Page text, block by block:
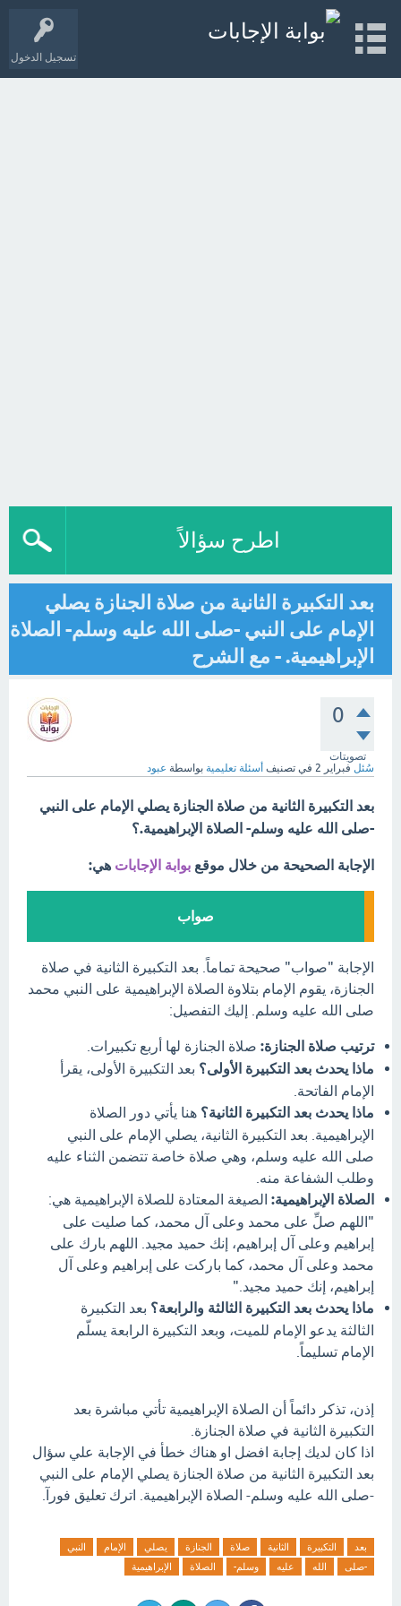
تسجيل الدخول
اطرح سؤالاً
بعد التكبيرة الثانية من صلاة الجنازة يصلي
الإمام على النبي -صلى الله عليه وسلم- الصلاة
الإبراهيمية. - مع الشرح
0
تصويتات
سُئل فبراير 2 في تصنيف أسئلة تعليمية بواسطة عبود
بعد التكبيرة الثانية من صلاة الجنازة يصلي الإمام على النبي
-صلى الله عليه وسلم- الصلاة الإبراهيمية.؟
الإجابة الصحيحة من خلال موقع بوابة الإجابات هي:
صواب
الإجابة "صواب" صحيحة تماماً. بعد التكبيرة الثانية في صلاة
الجنازة، يقوم الإمام بتلاوة الصلاة الإبراهيمية على النبي محمد
صلى الله عليه وسلم. إليك التفصيل:
ترتيب صلاة الجنازة: صلاة الجنازة لها أربع تكبيرات.
ماذا يحدث بعد التكبيرة الأولى؟ بعد التكبيرة الأولى، يقرأ
الإمام الفاتحة.
ماذا يحدث بعد التكبيرة الثانية؟ هنا يأتي دور الصلاة
الإبراهيمية. بعد التكبيرة الثانية، يصلي الإمام على النبي
صلى الله عليه وسلم، وهي صلاة خاصة تتضمن الثناء عليه
وطلب الشفاعة منه.
الصلاة الإبراهيمية: الصيغة المعتادة للصلاة الإبراهيمية هي:
"اللهم صلِّ على محمد وعلى آل محمد، كما صليت على
إبراهيم وعلى آل إبراهيم، إنك حميد مجيد. اللهم بارك على
محمد وعلى آل محمد، كما باركت على إبراهيم وعلى آل
إبراهيم، إنك حميد مجيد."
ماذا يحدث بعد التكبيرة الثالثة والرابعة؟ بعد التكبيرة
الثالثة يدعو الإمام للميت، وبعد التكبيرة الرابعة يسلّم
الإمام تسليماً.
إذن، تذكر دائماً أن الصلاة الإبراهيمية تأتي مباشرة بعد
التكبيرة الثانية في صلاة الجنازة.
اذا كان لديك إجابة افضل او هناك خطأ في الإجابة علي سؤال
بعد التكبيرة الثانية من صلاة الجنازة يصلي الإمام على النبي
-صلى الله عليه وسلم- الصلاة الإبراهيمية. اترك تعليق فورآ.
بعد التكبيرة الثانية صلاة الجنازة يصلي الإمام
النبي
-صلى
الله عليه وسلم- الصلاة الإبراهيمية